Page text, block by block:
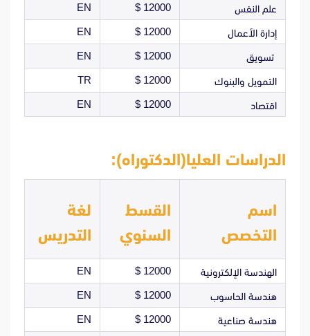
علم النفس 12000 $
EN
إدارة الأعمال 12000 $
EN
تسويق 12000 $
EN
التمويل والبنوك 12000 $
TR
اقتصاد 12000 $
EN
الدراسات العليا(الدكتوراه):
اسم
التخصص
القسط
السنوي
لغة
التدريس
الهندسة الإلكترونية 12000 $
EN
هندسة الحاسوب 12000 $
EN
هندسة صناعية 12000 $
EN